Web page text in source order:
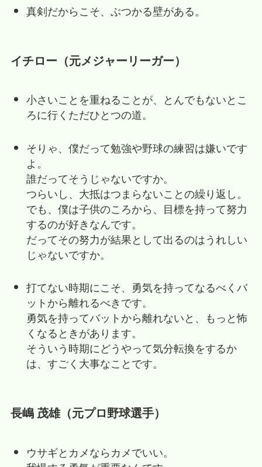
真剣だからこそ、ぶつかる壁がある。
イチロー（元メジャーリーガー）
小さいことを重ねることが、とんでもないとこ
ろに行くただひとつの道。
そりゃ、僕だって勉強や野球の練習は嫌いです
よ。
誰だってそうじゃないですか。
つらいし、大抵はつまらないことの繰り返し。
でも、僕は子供のころから、目標を持って努力
するのが好きなんです。
だってその努力が結果として出るのはうれしい
じゃないですか。
打てない時期にこそ、勇気を持ってなるべくバ
ットから離れるべきです。
勇気を持ってバットから離れないと、もっと怖
くなるときがあります。
そういう時期にどうやって気分転換をするか
は、すごく大事なことです。
長嶋 茂雄（元プロ野球選手）
ウサギとカメならカメでいい。